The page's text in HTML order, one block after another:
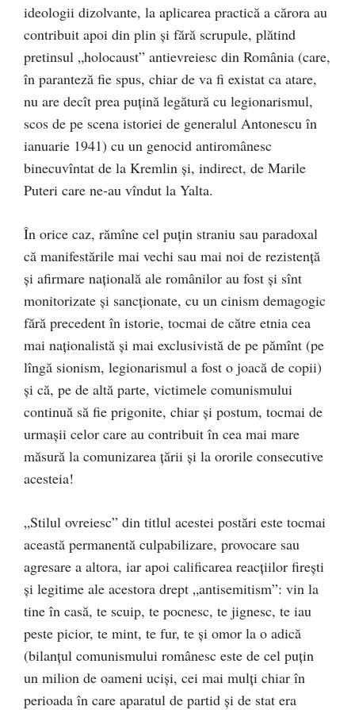
ideologii dizolvante, la aplicarea practică a cărora au
contribuit apoi din plin şi fără scrupule, plătind
pretinsul „holocaust” antievreiesc din România (care,
în paranteză fie spus, chiar de va fi existat ca atare,
nu are decît prea puţină legătură cu legionarismul,
scos de pe scena istoriei de generalul Antonescu în
ianuarie 1941) cu un genocid antiromânesc
binecuvîntat de la Kremlin şi, indirect, de Marile
Puteri care ne-au vîndut la Yalta.
În orice caz, rămîne cel puţin straniu sau paradoxal
că manifestările mai vechi sau mai noi de rezistenţă
şi afirmare naţională ale românilor au fost şi sînt
monitorizate şi sancţionate, cu un cinism demagogic
fără precedent în istorie, tocmai de către etnia cea
mai naţionalistă şi mai exclusivistă de pe pămînt (pe
lîngă sionism, legionarismul a fost o joacă de copii)
şi că, pe de altă parte, victimele comunismului
continuă să fie prigonite, chiar şi postum, tocmai de
urmaşii celor care au contribuit în cea mai mare
măsură la comunizarea ţării şi la ororile consecutive
acesteia!
„Stilul ovreiesc” din titlul acestei postări este tocmai
această permanentă culpabilizare, provocare sau
agresare a altora, iar apoi calificarea reacţiilor fireşti
şi legitime ale acestora drept „antisemitism”: vin la
tine în casă, te scuip, te pocnesc, te jignesc, te iau
peste picior, te mint, te fur, te şi omor la o adică
(bilanţul comunismului românesc este de cel puţin
un milion de oameni ucişi, cei mai mulţi chiar în
perioada în care aparatul de partid şi de stat era